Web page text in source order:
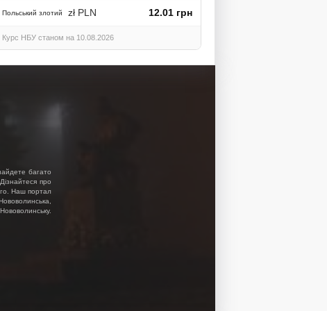
Польський злотий zł PLN 12.01 грн
Курс НБУ станом на 10.08.2026
багато
про
Наш портал